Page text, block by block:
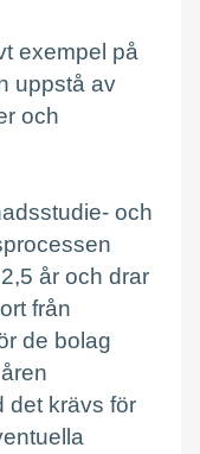
exempel på
uppstå av
och
och
år och drar
från
de bolag
det krävs för